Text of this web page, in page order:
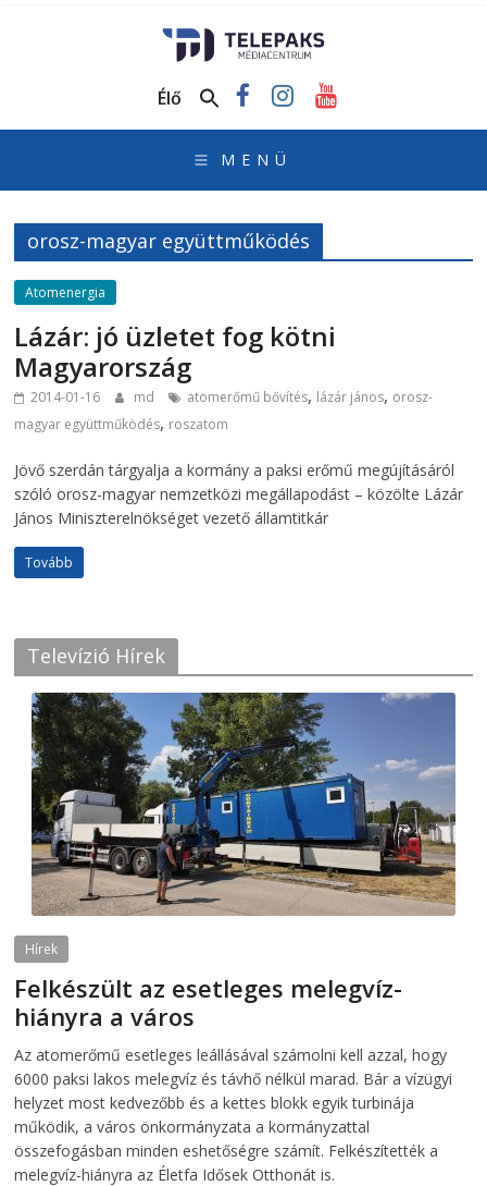
Médiacentrum
honlapja
Élő
orosz-magyar együttműködés
Atomenergia
Lázár: jó üzletet fog kötni
Magyarország
2014-01-16 md atomerőmű bővítés, lázár jános, orosz-
magyar együttműködés, roszatom
Jövő szerdán tárgyalja a kormány a paksi erőmű megújításáról
szóló orosz-magyar nemzetközi megállapodást – közölte Lázár
János Miniszterelnökséget vezető államtitkár
Tovább
Televízió Hírek
Hírek
Felkészült az esetleges melegvíz-
hiányra a város
Az atomerőmű esetleges leállásával számolni kell azzal, hogy
6000 paksi lakos melegvíz és távhő nélkül marad. Bár a vízügyi
helyzet most kedvezőbb és a kettes blokk egyik turbinája
működik, a város önkormányzata a kormányzattal
összefogásban minden eshetőségre számít. Felkészítették a
melegvíz-hiányra az Életfa Idősek Otthonát is.